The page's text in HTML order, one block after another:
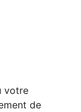
votre
de